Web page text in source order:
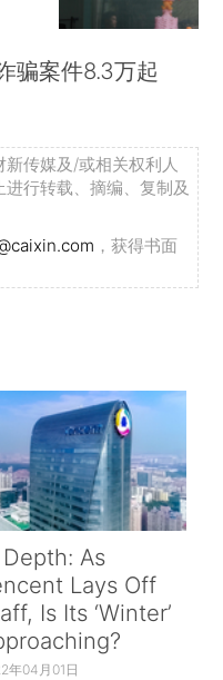
骗案件8.3万起
传媒及/或相关权利人
行转载、摘编、复制及
，获得书面
Depth: As
Lays Off
Is Its ‘Winter’
年04月01日